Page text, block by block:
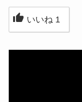
いいね 1